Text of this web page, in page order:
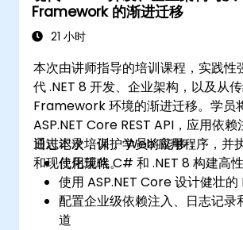
Framework 的渐进迁移
21 小时
本次由讲师指导的培训课程，实践性
代 .NET 8 开发、企业架构，以及从
Framework 环境的渐进迁移。学员
ASP.NET Core REST API，应用依
日志记录，保护 Web 应用程序，并
和现代化策略。
通过本次培训，学员将能够：
使用现代 C# 和 .NET 8 构建高
使用 ASP.NET Core 设计健壮的
配置企业级依赖注入、日志记录
道